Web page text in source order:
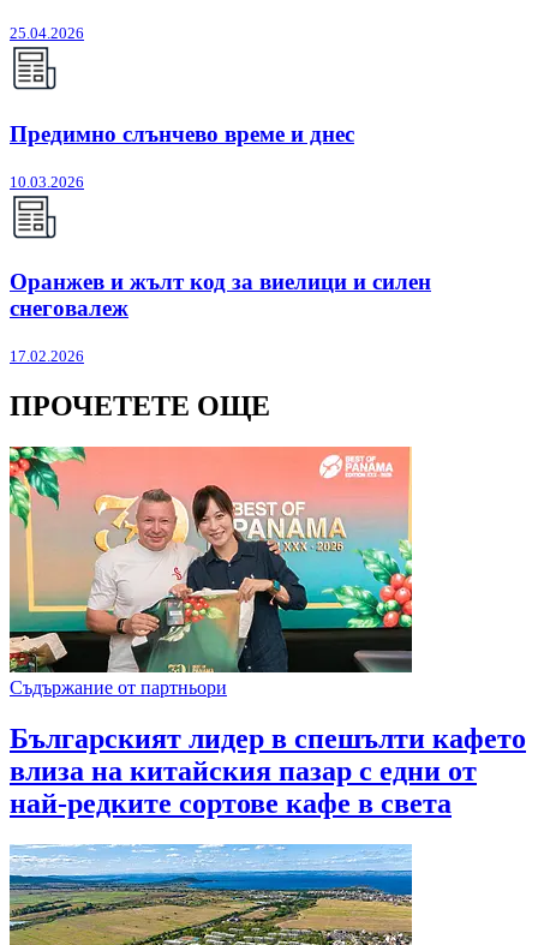
25.04.2026
Предимно слънчево време и днес
10.03.2026
Оранжев и жълт код за виелици и силен
снеговалеж
17.02.2026
ПРОЧЕТЕТЕ ОЩЕ
Съдържание от партньори
Българският лидер в спешълти кафето
влиза на китайския пазар с едни от
най-редките сортове кафе в света